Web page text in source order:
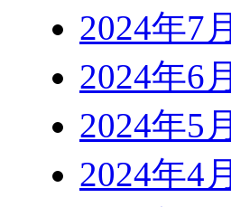
2024年7月
2024年6月
2024年5月
2024年4月